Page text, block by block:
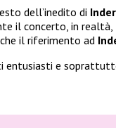
dell’inedito di Inder
il concerto, in realtà,
il riferimento ad
entusiasti e